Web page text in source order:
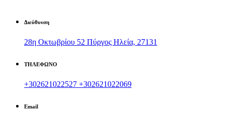
Διεύθυνση
28η Οκτωβρίου 52 Πύργος Ηλεία, 27131
ΤΗΛΕΦΩΝΟ
+302621022527 +302621022069
Email